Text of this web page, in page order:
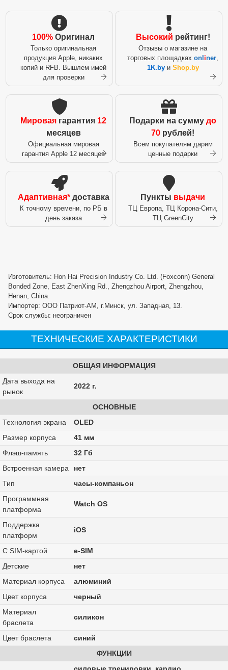
100% Оригинал
Только оригинальная
продукция Apple, никаких
копий и RFB. Вышлем имей
для проверки
Высокий рейтинг!
Отзывы о магазине на
торговых площадках onl iner,
1K.byи Shop.by
Мировая гарантия 12
месяцев
Официальная мировая
гарантия Apple 12 месяцев
Подарки на сумму до
70 рублей!
Всем покупателям дарим
ценные подарки
Адаптивная*доставка
К точному времени, по РБ в
день заказа
Пункты выдачи
ТЦ Европа, ТЦ Корона-Сити,
ТЦ GreenCity
Изготовитель: Hon Hai Precision Industry Co. Ltd. (Foxconn) General
Bonded Zone, East ZhenXing Rd., Zhengzhou Airport, Zhengzhou,
Henan, China.
Импортер: ООО Патриот-АМ, г.Минск, ул. Западная, 13.
Срок службы: неограничен
ТЕХНИЧЕСКИЕ ХАРАКТЕРИСТИКИ
ОБЩАЯ ИНФОРМАЦИЯ
Дата выхода на
рынок
2022 г.
ОСНОВНЫЕ
Технология экрана
OLED
Размер корпуса
41 мм
Флэш-память
32 Гб
Встроенная камера
нет
Тип
часы-компаньон
Программная
платформа
Watch OS
Поддержка
платформ
iOS
С SIM-картой
e-SIM
Детские
нет
Материал корпуса
алюминий
Цвет корпуса
черный
Материал
браслета
силикон
Цвет браслета
синий
ФУНКЦИИ